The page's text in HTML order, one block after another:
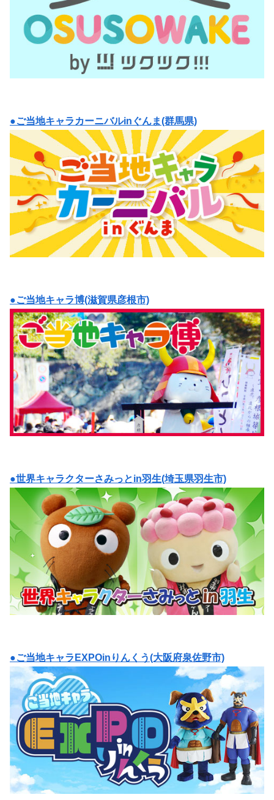
●ご当地キャラカーニバルinぐんま(群馬県)
●ご当地キャラ博(滋賀県彦根市)
●世界キャラクターさみっとin羽生(埼玉県羽生市)
●ご当地キャラEXPOinりんくう(大阪府泉佐野市)